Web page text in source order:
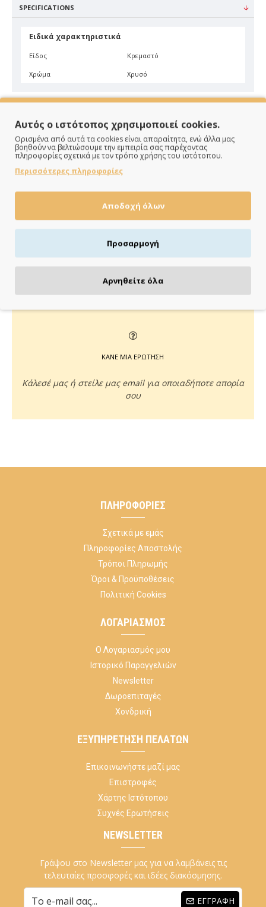
SPECIFICATIONS
Ειδικά χαρακτηριστικά
Είδος Κρεμαστό
Χρώμα Χρυσό
ΠΑΡΑΔΙΔΟΥΜΕ ΓΡΗΓΟΡΑ
Άμεση αποστολή της παραγγελίας σου σε 1 - 2 εργάσιμες
ημέρες
ΠΛΗΡΩΝΕΙΣ ΟΠΩΣ ΘΕΣ
Πιστωτική/χρεωστική κάρτα, αντικαταβολή ή κατάθεση
ΚΑΝΕ ΜΙΑ ΕΡΩΤΗΣΗ
Κάλεσέ μας ή στείλε μας email για οποιαδήποτε απορία
σου
ΠΛΗΡΟΦΟΡΊΕΣ
Σχετικά με εμάς
Πληροφορίες Αποστολής
Τρόποι Πληρωμής
Όροι & Προϋποθέσεις
Πολιτική Cookies
ΛΟΓΑΡΙΑΣΜΌΣ
Ο Λογαριασμός μου
Ιστορικό Παραγγελιών
Newsletter
Δωροεπιταγές
Χονδρική
ΕΞΥΠΗΡΈΤΗΣΗ ΠΕΛΑΤΏΝ
Επικοινωνήστε μαζί μας
Επιστροφές
Χάρτης Ιστότοπου
Συχνές Ερωτήσεις
NEWSLETTER
Γράψου στο Newsletter μας για να λαμβάνεις τις
τελευταίες προσφορές και ιδέες διακόσμησης.
ΕΓΓΡΑΦΉ
Αυτός ο ιστότοπος χρησιμοποιεί cookies.
Ορισμένα από αυτά τα cookies είναι απαραίτητα, ενώ άλλα μας
βοηθούν να βελτιώσουμε την εμπειρία σας παρέχοντας
πληροφορίες σχετικά με τον τρόπο χρήσης του ιστότοπου.
Περισσότερες πληροφορίες
Αποδοχή όλων
Προσαρμογή
Αρνηθείτε όλα